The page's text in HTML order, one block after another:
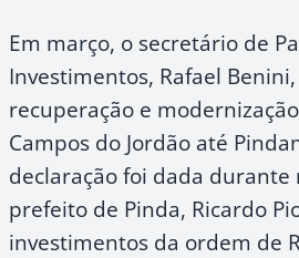
Em março, o secretário de
Investimentos, Rafael
recuperação e
Campos do Jordão até
declaração foi dada durante
prefeito de Pinda, Ricardo
investimentos da ordem de